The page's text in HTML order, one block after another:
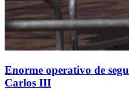
Enorme operativo de
Carlos III